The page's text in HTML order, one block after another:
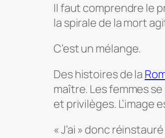
Il faut comprendre le
la spirale de la mort
C’est un mélange.
Des histoires de la
maître. Les femmes
et privilèges. L’image
« J’ai » donc